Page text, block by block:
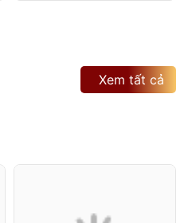
Xem tất cả